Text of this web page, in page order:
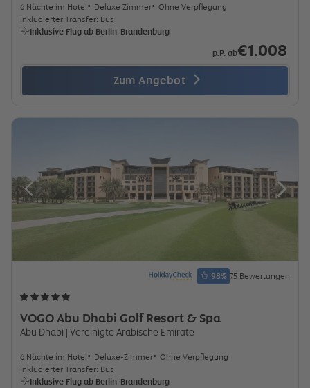
6 Nächte im Hotel Deluxe Zimmer
Ohne Verpflegung
Inkludierter Transfer: Bus
Inklusive Flug ab Berlin-Brandenburg
p.P. ab€1.008
Zum Angebot
VOGO Abu Dhabi Golf Resort & Spa
Abu Dhabi | Vereinigte Arabische Emirate
98% 75 Bewertungen
6 Nächte im Hotel Deluxe-Zimmer
Ohne Verpflegung
Inkludierter Transfer: Bus
Inklusive Flug ab Berlin-Brandenburg